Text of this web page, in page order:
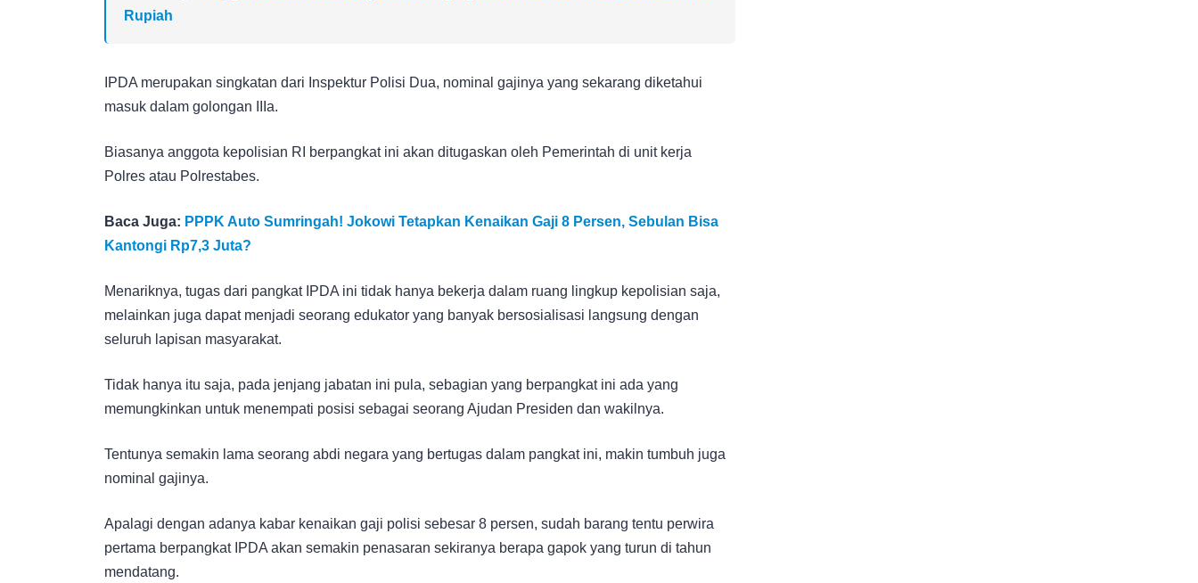
Rupiah
IPDA merupakan singkatan dari Inspektur Polisi Dua, nominal gajinya yang sekarang diketahui
masuk dalam golongan IIIa.
Biasanya anggota kepolisian RI berpangkat ini akan ditugaskan oleh Pemerintah di unit kerja
Polres atau Polrestabes.
Baca Juga: PPPK Auto Sumringah! Jokowi Tetapkan Kenaikan Gaji 8 Persen, Sebulan Bisa
Kantongi Rp7,3 Juta?
Menariknya, tugas dari pangkat IPDA ini tidak hanya bekerja dalam ruang lingkup kepolisian saja,
melainkan juga dapat menjadi seorang edukator yang banyak bersosialisasi langsung dengan
seluruh lapisan masyarakat.
Tidak hanya itu saja, pada jenjang jabatan ini pula, sebagian yang berpangkat ini ada yang
memungkinkan untuk menempati posisi sebagai seorang Ajudan Presiden dan wakilnya.
Tentunya semakin lama seorang abdi negara yang bertugas dalam pangkat ini, makin tumbuh juga
nominal gajinya.
Apalagi dengan adanya kabar kenaikan gaji polisi sebesar 8 persen, sudah barang tentu perwira
pertama berpangkat IPDA akan semakin penasaran sekiranya berapa gapok yang turun di tahun
mendatang.